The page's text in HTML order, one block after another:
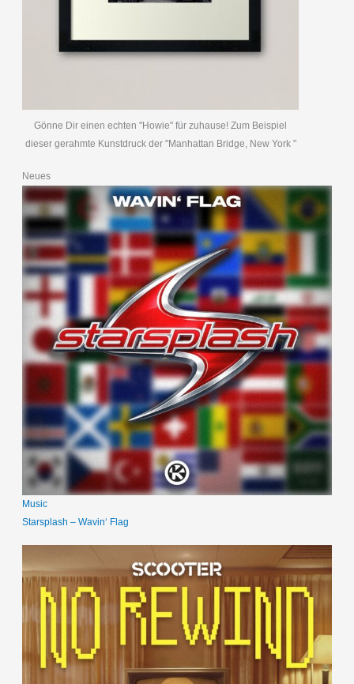
Gönne Dir einen echten "Howie" für zuhause! Zum Beispiel
dieser gerahmte Kunstdruck der "Manhattan Bridge, New York "
Neues
Music
Starsplash – Wavin‘ Flag